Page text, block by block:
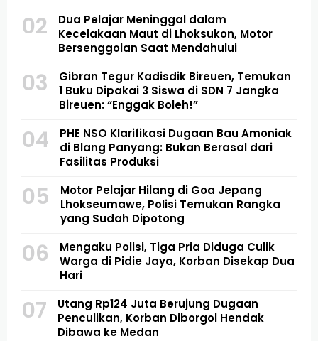
02
Dua Pelajar Meninggal dalam
Kecelakaan Maut di Lhoksukon, Motor
Bersenggolan Saat Mendahului
03
Gibran Tegur Kadisdik Bireuen, Temukan
1 Buku Dipakai 3 Siswa di SDN 7 Jangka
Bireuen: “Enggak Boleh!”
04
PHE NSO Klarifikasi Dugaan Bau Amoniak
di Blang Panyang: Bukan Berasal dari
Fasilitas Produksi
05
Motor Pelajar Hilang di Goa Jepang
Lhokseumawe, Polisi Temukan Rangka
yang Sudah Dipotong
06
Mengaku Polisi, Tiga Pria Diduga Culik
Warga di Pidie Jaya, Korban Disekap Dua
Hari
07
Utang Rp124 Juta Berujung Dugaan
Penculikan, Korban Diborgol Hendak
Dibawa ke Medan